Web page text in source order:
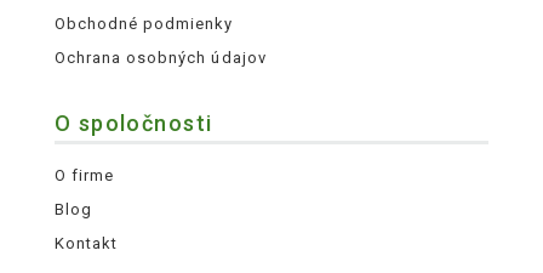
Obchodné podmienky
Ochrana osobných údajov
O spoločnosti
O firme
Blog
Kontakt